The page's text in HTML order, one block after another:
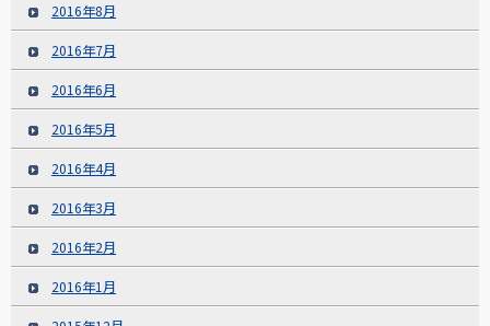
2016年8月
2016年7月
2016年6月
2016年5月
2016年4月
2016年3月
2016年2月
2016年1月